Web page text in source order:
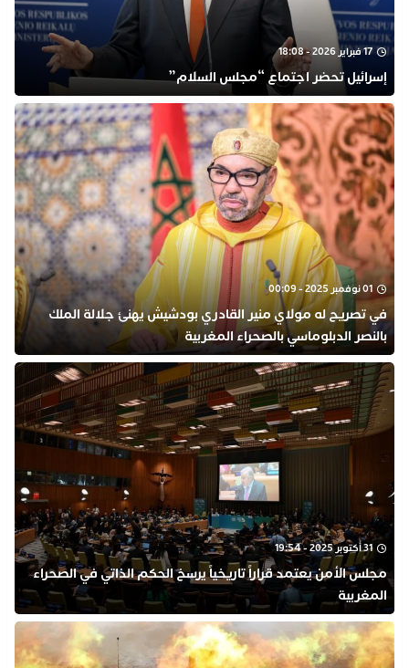
17 فبراير 2026 - 18:08
إسرائيل تحضر اجتماع “مجلس السلام”
01 نوفمبر 2025 - 00:09
في تصريح له مولاي منير القادري بودشيش يهنئ جلالة الملك
بالنصر الدبلوماسي بالصحراء المغربية
31 أكتوبر 2025 - 19:54
مجلس الأمن يعتمد قراراً تاريخياً يرسخ الحكم الذاتي في الصحراء
المغربية